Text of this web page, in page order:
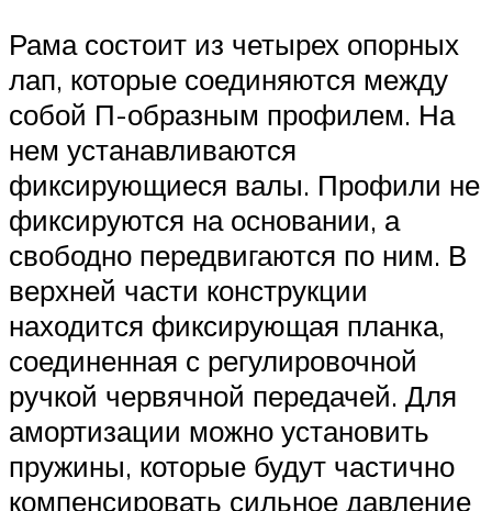
Рама состоит из четырех опорных
лап, которые соединяются между
собой П-образным профилем. На
нем устанавливаются
фиксирующиеся валы. Профили не
фиксируются на основании, а
свободно передвигаются по ним. В
верхней части конструкции
находится фиксирующая планка,
соединенная с регулировочной
ручкой червячной передачей. Для
амортизации можно установить
пружины, которые будут частично
компенсировать сильное давление